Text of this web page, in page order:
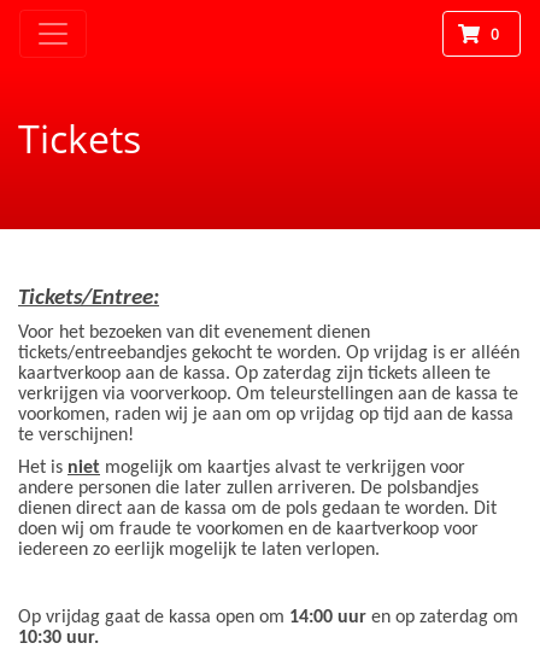
0
Tickets
Tickets/Entree:
Voor het bezoeken van dit evenement dienen
tickets/entreebandjes gekocht te worden. Op vrijdag is er alléén
kaartverkoop aan de kassa. Op zaterdag zijn tickets alleen te
verkrijgen via voorverkoop. Om teleurstellingen aan de kassa te
voorkomen, raden wij je aan om op vrijdag op tijd aan de kassa
te verschijnen!
Het is niet mogelijk om kaartjes alvast te verkrijgen voor
andere personen die later zullen arriveren. De polsbandjes
dienen direct aan de kassa om de pols gedaan te worden. Dit
doen wij om fraude te voorkomen en de kaartverkoop voor
iedereen zo eerlijk mogelijk te laten verlopen.
Op vrijdag gaat de kassa open om 14:00 uur en op zaterdag om
10:30 uur.